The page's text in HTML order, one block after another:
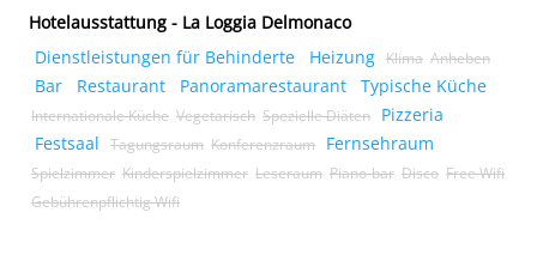
Hotelausstattung - La Loggia Delmonaco
Dienstleistungen für Behinderte
Heizung Klima Anheben
Bar Restaurant Panoramarestaurant Typische Küche
Internationale Küche Vegetarisch Spezielle Diäten
Pizzeria
Festsaal
Tagungsraum Konferenzraum Fernsehraum
Spielzimmer Kinderspielzimmer Leseraum Piano-bar Disco Free Wifi
Gebührenpflichtig Wifi